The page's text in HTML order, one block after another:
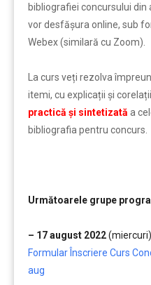
bibliografiei concursului
vor desfăşura online, sub
Webex (similară cu Zoom).
La curs veți rezolva
itemi, cu explicații și
practică și sintetizată a
bibliografia pentru concurs.
Următoarele grupe
– 17 august 2022
Formular Înscriere Curs
aug